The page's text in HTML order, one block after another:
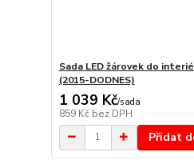
Sada LED žárovek do
(2015-DODNES)
1 039 Kč/sada
859 Kč bez DPH
Přidat